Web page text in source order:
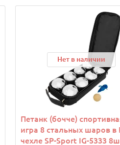
Нет в наличии
Петанк (бочче)
игра 8 стальных шаров в
чехле SP-Sport IG-5333